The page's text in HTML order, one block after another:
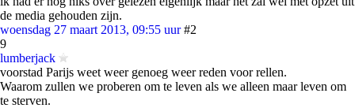
de media gehouden zijn.
woensdag 27 maart 2013, 09:55 uur #2
9
lumberjack
voorstad Parijs weet weer genoeg weer reden voor rellen.
Waarom zullen we proberen om te leven als we alleen maar leven om
te sterven.